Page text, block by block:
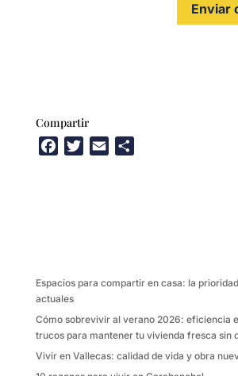
Compartir
k
i
Espacios para compartir en casa: la
actuales
Cómo sobrevivir al verano 2026: eficiencia
trucos para mantener tu vivienda fresca sin
Vivir en Vallecas: calidad de vida y obra